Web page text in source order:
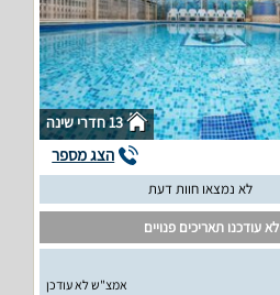
13 חדרי שינה
הצג מספר
לא נמצאו חוות דעת
לא עודכנו תאריכים פנויים
אמצ"ש לא עודכן